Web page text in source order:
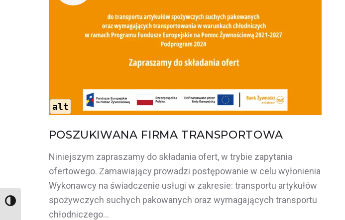
Wysoki kontrast
2025-
02-
alt
POSZUKIWANA FIRMA TRANSPORTOWA
Niniejszym zapraszamy do składania ofert, w trybie zapytania
ofertowego. Zamawiający prowadzi postępowanie w celu wyłonienia
Wykonawcy na świadczenie usługi w zakresie: transportu artykułów
spożywczych suchych pakowanych oraz wymagających transportu
chłodniczego…